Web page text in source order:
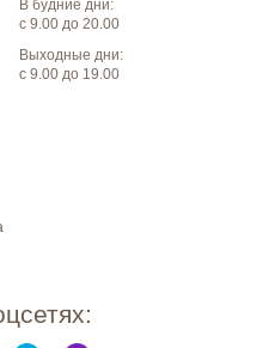
В будние дни:
с 9.00 до 20.00
Выходные дни:
с 9.00 до 19.00